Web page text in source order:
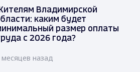
Владимирской
каким будет
размер оплаты
с 2026 года?
месяцев назад